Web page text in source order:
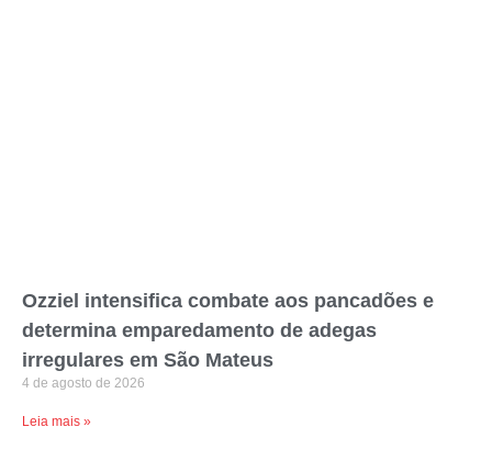
Ozziel intensifica combate aos pancadões e
determina emparedamento de adegas
irregulares em São Mateus
4 de agosto de 2026
Leia mais »